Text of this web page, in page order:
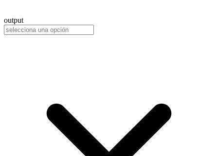
output